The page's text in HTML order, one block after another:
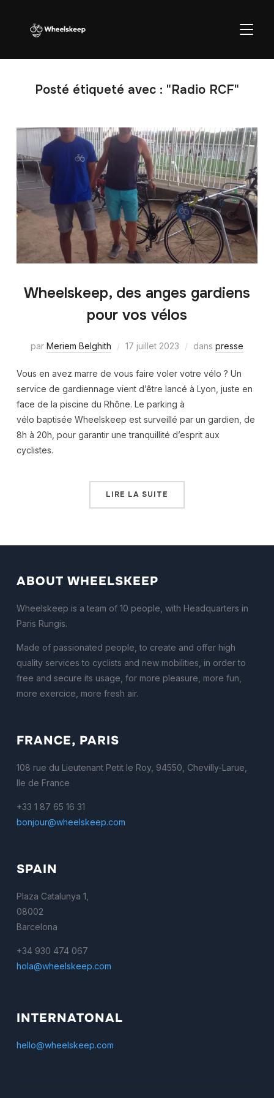
Posté étiqueté avec : "Radio RCF"
Wheelskeep, des anges gardiens
pour vos vélos
par Meriem Belghith 17 juillet 2023 dans presse
Vous en avez marre de vous faire voler votre vélo ? Un
service de gardiennage vient d’être lancé à Lyon, juste en
face de la piscine du Rhône. Le parking à
vélo baptisée Wheelskeep est surveillé par un gardien, de
8h à 20h, pour garantir une tranquillité d’esprit aux
cyclistes.
LIRE LA SUITE
ABOUT WHEELSKEEP
Wheelskeep is a team of 10 people, with Headquarters in
Paris Rungis.
Made of passionated people, to create and offer high
quality services to cyclists and new mobilities, in order to
free and secure its usage, for more pleasure, more fun,
more exercice, more fresh air.
FRANCE, PARIS
108 rue du Lieutenant Petit le Roy, 94550, Chevilly-Larue,
Ile de France
+33 1 87 65 16 31
bonjour@wheelskeep.com
SPAIN
Plaza Catalunya 1,
08002
Barcelona
+34 930 474 067
hola@wheelskeep.com
INTERNATONAL
hello@wheelskeep.com